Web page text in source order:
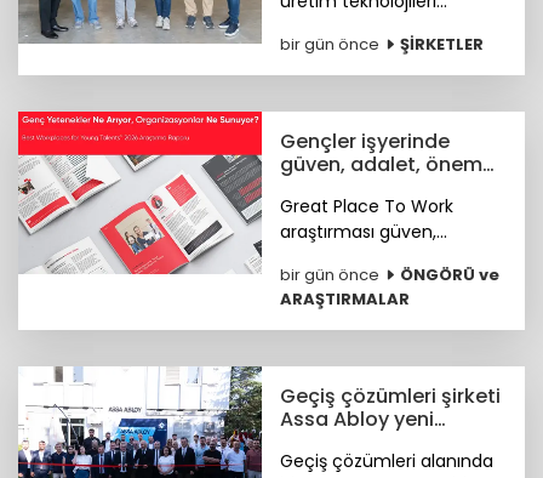
toplam 2 milyon dolar
tutarındaki tohum öncesi
bir gün önce ŞİRKETLER
Gençler işyerinde
güven, adalet, önem
Great Place To Work
araştırması güven,
sağlık, anlam ve yapay
zekâya hazır kurum
kültürünün genç çalışan
temel unsurlar olduğunu
ortaya koydu.
bir gün önce
ÖNGÖRÜ ve
ARAŞTIRMALAR
Geçiş çözümleri şirketi
Assa Abloy yeni
Geçiş çözümleri alanında